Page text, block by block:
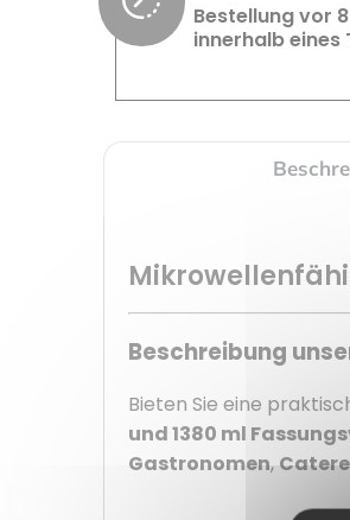
Bestellung vor
innerhalb eines
Beschreibung
Bieten Sie eine
und 1380 ml
Gastronomen,